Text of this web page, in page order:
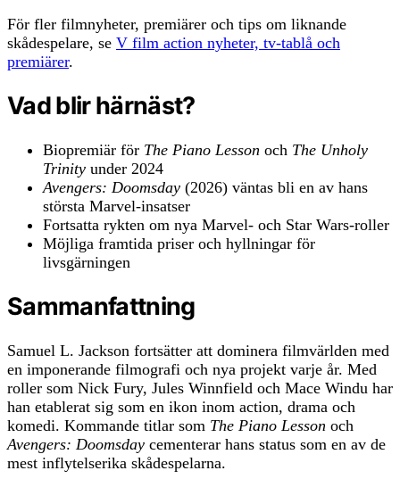
För fler filmnyheter, premiärer och tips om liknande
skådespelare, se V film action nyheter, tv-tablå och
premiärer.
Vad blir härnäst?
Biopremiär för The Piano Lesson och The Unholy
Trinity under 2024
Avengers: Doomsday (2026) väntas bli en av hans
största Marvel-insatser
Fortsatta rykten om nya Marvel- och Star Wars-roller
Möjliga framtida priser och hyllningar för
livsgärningen
Sammanfattning
Samuel L. Jackson fortsätter att dominera filmvärlden med
en imponerande filmografi och nya projekt varje år. Med
roller som Nick Fury, Jules Winnfield och Mace Windu har
han etablerat sig som en ikon inom action, drama och
komedi. Kommande titlar som The Piano Lesson och
Avengers: Doomsday cementerar hans status som en av de
mest inflytelserika skådespelarna.